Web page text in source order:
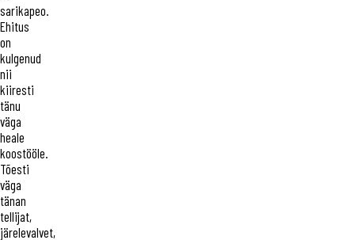
sarikapeo.
Ehitus
on
kulgenud
nii
kiiresti
tänu
väga
heale
koostööle.
Tõesti
väga
tänan
tellijat,
järelevalvet,